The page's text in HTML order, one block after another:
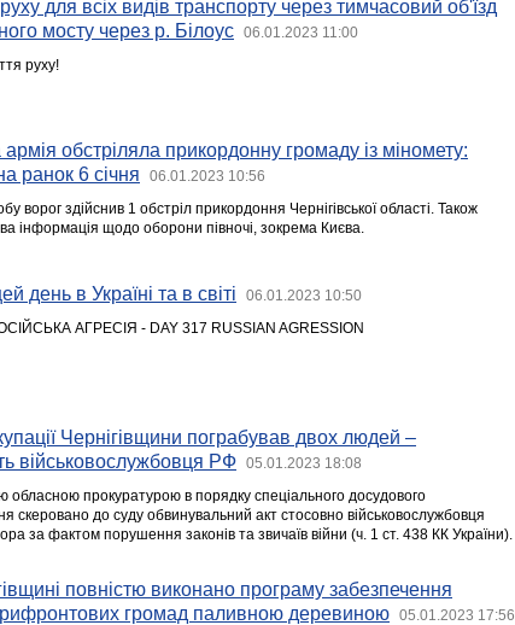
для всіх видів транспорту через тимчасовий об'їзд
мосту через р. Білоус
06.01.2023 11:00
руху!
армія обстріляла прикордонну громаду із міномету:
ранок 6 січня
06.01.2023 10:56
ворог здійснив 1 обстріл прикордоння Чернігівської області. Також
інформація щодо оборони півночі, зокрема Києва.
день в Україні та в світі 06.01.2023 10:50
АГРЕСІЯ - DAY 317 RUSSIAN AGRESSION
Чернігівщини пограбував двох людей –
військовослужбовця РФ
05.01.2023 18:08
обласною прокуратурою в порядку спеціального досудового
скеровано до суду обвинувальний акт стосовно військовослужбовця
за фактом порушення законів та звичаїв війни (ч. 1 ст. 438 КК України).
повністю виконано програму забезпечення
громад паливною деревиною
05.01.2023 17:56